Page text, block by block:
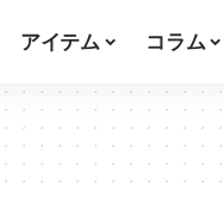
アイテム コラム